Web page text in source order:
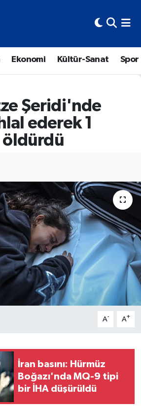
Ekonomi Kültür-Sanat Spor
Şeridi'nde
ederek 1
öldürdü
A- A+
İran basını: Hürmüz
Boğazı'nda MQ-9 tipi
bir İHA düşürüldü
Durumu ve Fikstür